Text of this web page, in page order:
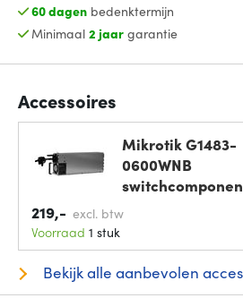
60 dagenbedenktermijn
Minimaal 2 jaargarantie
Accessoires
Mikrotik G1483-
0600WNB
219,- excl. btw
Voorraad 1 stuk
Bekijk alle aanbevolen